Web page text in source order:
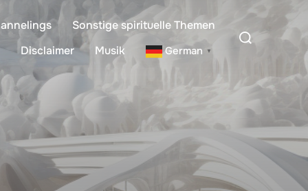
Sonstige spirituelle Themen
Disclaimer Musik German ▼
Suchen